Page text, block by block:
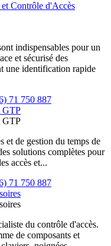
Contrôle d'Accès
indispensables pour un
et sécurisé des
une identification rapide
71 750 887
GTP
GTP
et de gestion du temps de
solutions complètes pour
accès et...
71 750 887
du contrôle d'accès.
de composants et